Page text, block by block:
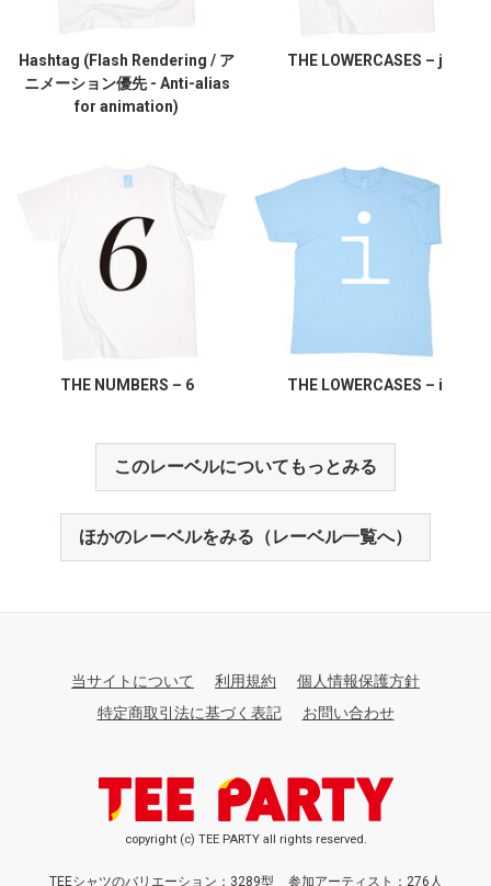
Hashtag (Flash Rendering / ア
ニメーション優先 - Anti-alias
for animation)
THE LOWERCASES – j
THE NUMBERS – 6 THE LOWERCASES – i
このレーベルについてもっとみる
ほかのレーベルをみる（レーベル一覧へ）
当サイトについて 利用規約
個人情報保護方針
特定商取引法に基づく表記
お問い合わせ
copyright (c) TEE PARTY all rights reserved.
TEEシャツのバリエーション：3289型 参加アーティスト：276人